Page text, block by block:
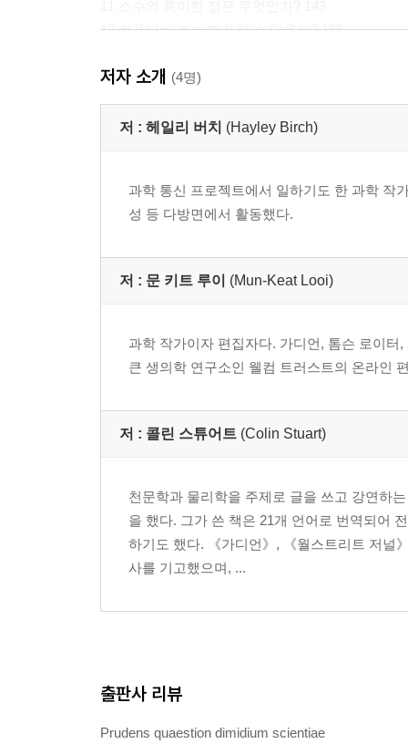
12 컴퓨터는 계속 빨라질 수 있을까? 155
14 우리는 어떻게 세균을 이길 수 있을까? 181
15 우리는 암을 정복할 수 있을까? 195
16 해저에는 무엇이 있을까? 207
19 인구문제는 어떻게 해결할 수 있을까? 249
20 시간 여행은 가능할까? 263
이미지 저작권 280
저자 소개 (4명)
저 : 헤일리 버치 (Hayley Birch)
과학 통신 프로젝트에서 일하기도 한 과학 작
성 등 다방면에서 활동했다.
저 : 문 키트 루이 (Mun-Keat Looi)
과학 작가이자 편집자다. 가디언, 톰슨 로이
큰 생의학 연구소인 웰컴 트러스트의 온라인
저 : 콜린 스튜어트 (Colin Stuart)
천문학과 물리학을 주제로 글을 쓰고 강연하
을 했다. 그가 쓴 책은 21개 언어로 번역되어
하기도 했다. 《가디언》, 《월스트리트 저널
사를 기고했으며, ...
출판사 리뷰
Prudens quaestion dimidium scientiae